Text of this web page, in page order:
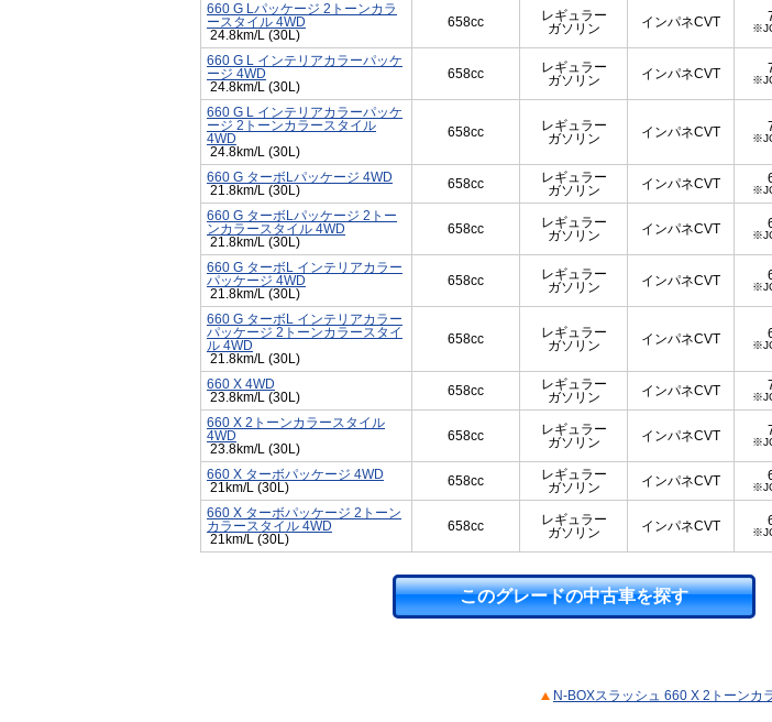
660 G Lパッケージ 2トーンカラ
ースタイル 4WD
24.8km/L (30L)
658cc
レギュラー
ガソリン
インパネCVT
660 G L インテリアカラーパッケ
ージ 4WD
24.8km/L (30L)
658cc
レギュラー
ガソリン
インパネCVT
660 G L インテリアカラーパッケ
ージ 2トーンカラースタイル
4WD
24.8km/L (30L)
658cc
レギュラー
ガソリン
インパネCVT
660 G ターボLパッケージ 4WD
21.8km/L (30L)
658cc
レギュラー
ガソリン
インパネCVT
660 G ターボLパッケージ 2トー
ンカラースタイル 4WD
21.8km/L (30L)
658cc
レギュラー
ガソリン
インパネCVT
660 G ターボL インテリアカラー
パッケージ 4WD
21.8km/L (30L)
658cc
レギュラー
ガソリン
インパネCVT
660 G ターボL インテリアカラー
パッケージ 2トーンカラースタイ
ル 4WD
21.8km/L (30L)
658cc
レギュラー
ガソリン
インパネCVT
660 X 4WD
23.8km/L (30L)
658cc
レギュラー
ガソリン
インパネCVT
660 X 2トーンカラースタイル
4WD
23.8km/L (30L)
658cc
レギュラー
ガソリン
インパネCVT
660 X ターボパッケージ 4WD
21km/L (30L)
658cc
レギュラー
ガソリン
インパネCVT
660 X ターボパッケージ 2トーン
カラースタイル 4WD
21km/L (30L)
658cc
レギュラー
ガソリン
インパネCVT
このグレードの中古車を探す
N-BOXスラッシュ 660 X 2トーンカ